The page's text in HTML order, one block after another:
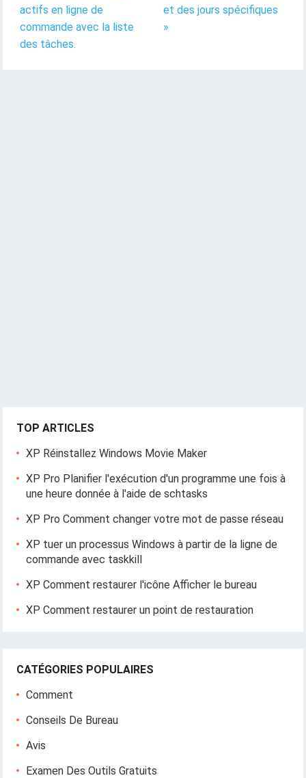
actifs en ligne de
commande avec la liste
des tâches.
et des jours spécifiques
»
TOP ARTICLES
XP Réinstallez Windows Movie Maker
XP Pro Planifier l'exécution d'un programme une fois à
une heure donnée à l'aide de schtasks
XP Pro Comment changer votre mot de passe réseau
XP tuer un processus Windows à partir de la ligne de
commande avec taskkill
XP Comment restaurer l'icône Afficher le bureau
XP Comment restaurer un point de restauration
CATÉGORIES POPULAIRES
Comment
Conseils De Bureau
Avis
Examen Des Outils Gratuits